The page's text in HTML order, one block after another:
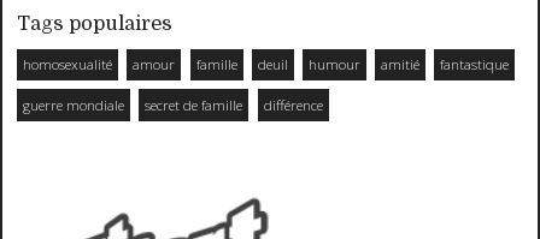
Tags populaires
homosexualité amour famille deuil humour amitié fantastique
guerre mondiale secret de famille différence